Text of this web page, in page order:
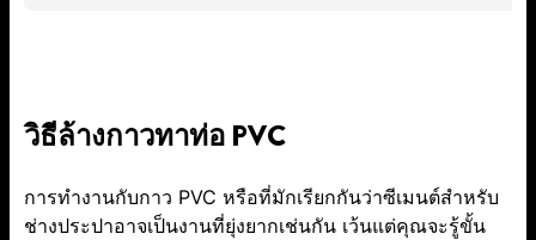
วิธีล้างกาวทาท่อ PVC
การทำงานกับกาว PVC หรือที่มักเรียกกันว่าซีเมนต์สำหรับ
ช่างประปาอาจเป็นงานที่ยุ่งยากเช่นกัน เว้นแต่คุณจะรู้ขั้น